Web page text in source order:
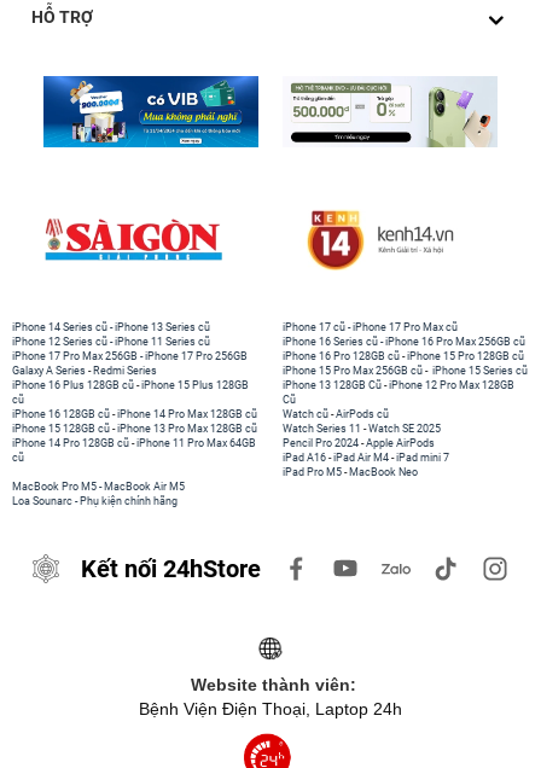
HỖ TRỢ
iPhone 14 Series cũ -iPhone 13 Series cũ
iPhone 12 Series cũ -iPhone 11 Series cũ
iPhone 17 Pro Max 256GB -iPhone 17 Pro 256GB
Galaxy A Series - Redmi Series
iPhone 17 cũ -iPhone 17 Pro Max cũ
iPhone 16 Series cũ - iPhone 16 Pro Max 256GB cũ
iPhone 16 Pro 128GB cũ -iPhone 15 Pro 128GB cũ
iPhone 15 Pro Max 256GB cũ - iPhone 15 Series cũ
iPhone 16 Plus 128GB cũ -iPhone 15 Plus 128GB
cũ
iPhone 16 128GB cũ -iPhone 14 Pro Max 128GB cũ
iPhone 15 128GB cũ -iPhone 13 Pro Max 128GB cũ
iPhone 14 Pro 128GB cũ -iPhone 11 Pro Max 64GB
cũ
iPhone 13 128GB Cũ -iPhone 12 Pro Max 128GB
Cũ
Watch cũ -AirPods cũ
Watch Series 11 -Watch SE 2025
Pencil Pro 2024 -Apple AirPods
iPad A16 -iPad Air M4 -iPad mini 7
iPad Pro M5 - MacBook Neo
MacBook Pro M5 - MacBook Air M5
Loa Sounarc - Phụ kiện chính hãng
Kết nối 24hStore
Website thành viên:
Bệnh Viện Điện Thoại, Laptop 24h